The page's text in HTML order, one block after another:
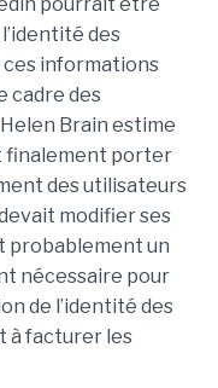
pourrait être
des
informations
cadre des
Brain estime
finalement porter
des utilisateurs
modifier ses
probablement un
nécessaire pour
de l’identité des
à facturer les